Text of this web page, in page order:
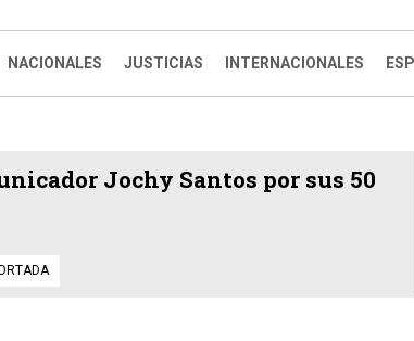
NACIONALES JUSTICIAS INTERNACIONALES
Jochy Santos por sus 50